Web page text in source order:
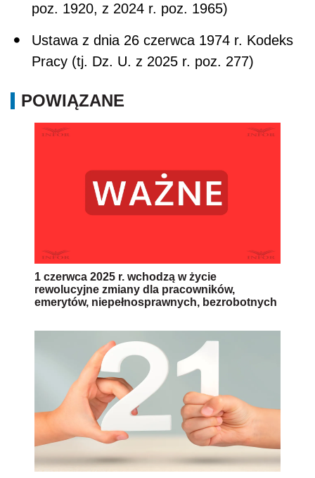
poz. 1920, z 2024 r. poz. 1965)
Ustawa z dnia 26 czerwca 1974 r. Kodeks
Pracy (tj. Dz. U. z 2025 r. poz. 277)
POWIĄZANE
1 czerwca 2025 r. wchodzą w życie
rewolucyjne zmiany dla pracowników,
emerytów, niepełnosprawnych, bezrobotnych